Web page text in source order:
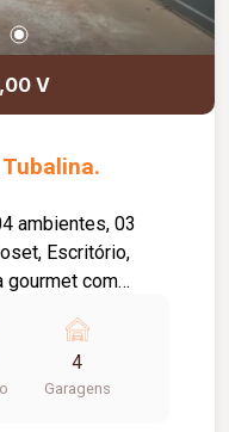
V
Escritório,
gourmet com
4
Garagens